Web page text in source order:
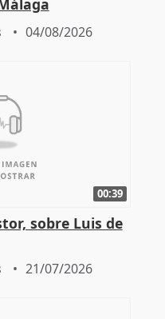
04/08/2026
00:39
sobre Luis de
21/07/2026